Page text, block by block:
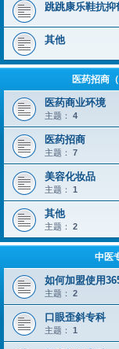
跳跳康乐鞋抗抑
其他
医药招商
医药商业环境
主题： 4
医药招商
主题： 7
美容化妆品
主题： 1
其他
主题： 2
中医
如何加盟使用
主题： 2
口眼歪斜专科
主题： 1